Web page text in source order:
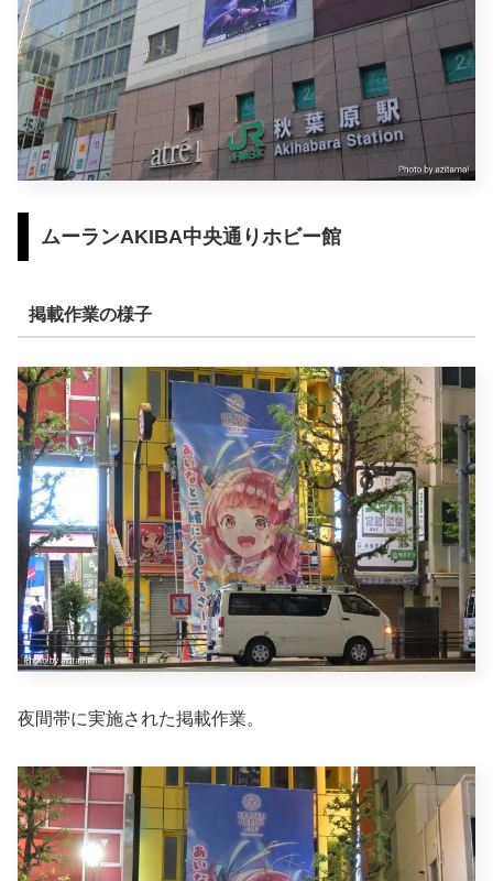
ムーランAKIBA中央通りホビー館
掲載作業の様子
夜間帯に実施された掲載作業。